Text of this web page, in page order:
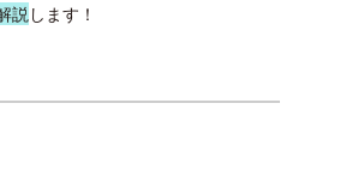
説 します！